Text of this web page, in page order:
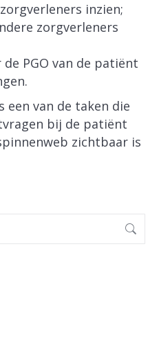
inzien;
zorgverleners
PGO van de patiënt
een van de taken die
bij de patiënt
zichtbaar is